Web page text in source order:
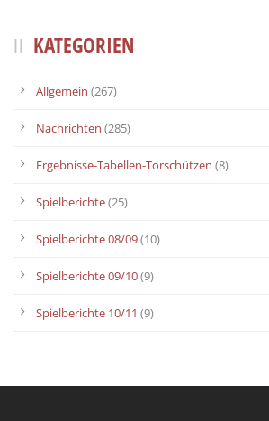
KATEGORIEN
Allgemein (267)
Nachrichten (285)
Ergebnisse-Tabellen-Torschützen (8)
Spielberichte(25)
Spielberichte 08/09(10)
Spielberichte 09/10(9)
Spielberichte 10/11 (9)